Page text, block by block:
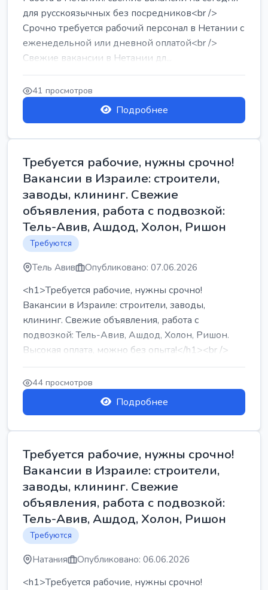
для русскоязычных без посредников<br />
Срочно требуется рабочий персонал в Нетании с
еженедельной или дневной оплатой<br />
Свежие вакансии в Нетании дл...
41 просмотров
Подробнее
Требуется рабочие, нужны срочно!
Вакансии в Израиле: строители,
заводы, клининг. Свежие
объявления, работа с подвозкой:
Тель-Авив, Ашдод, Холон, Ришон
Требуются
Тель Авив Опубликовано: 07.06.2026
<h1>Требуется рабочие, нужны срочно!
Вакансии в Израиле: строители, заводы,
клининг. Свежие объявления, работа с
подвозкой: Тель-Авив, Ашдод, Холон, Ришон.
Высокая оплата, можно без опыта!</h1><br />
...
44 просмотров
Подробнее
Требуется рабочие, нужны срочно!
Вакансии в Израиле: строители,
заводы, клининг. Свежие
объявления, работа с подвозкой:
Тель-Авив, Ашдод, Холон, Ришон
Требуются
Натания Опубликовано: 06.06.2026
<h1>Требуется рабочие, нужны срочно!